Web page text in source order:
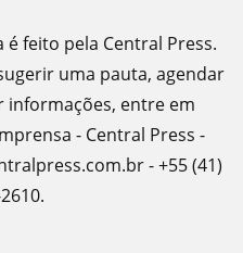
feito pela Central Press.
uma pauta, agendar
entre em
- Central Press -
- +55 (41)